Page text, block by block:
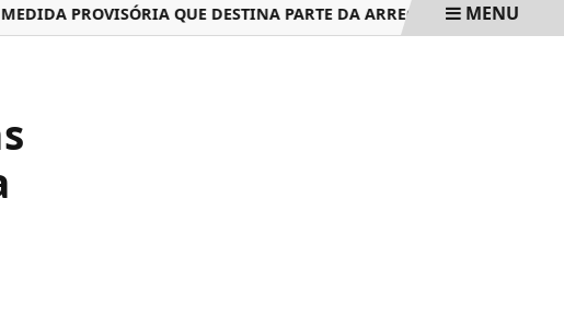
PROVISÓRIA QUE DESTINA PARTE DA ARRECADAÇÃO COM BETS
MENU